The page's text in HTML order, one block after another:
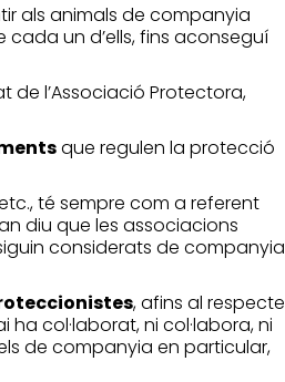
als animals de companyia
un d’ells, fins aconseguí
de l’Associació Protectora,
que regulen la protecció
té sempre com a referent
diu que les associacions
considerats de companyia
, afins al respecte
col·laborat, ni col·labora, ni
de companyia en particular,